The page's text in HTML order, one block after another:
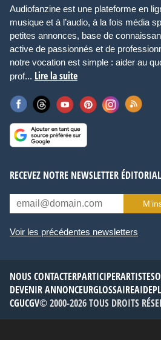
Audiofanzine est une plateforme en
musique et à l’audio, à la fois média
petites annonces, base de
active de passionnés et de
notre vocation est simple : aider au
prof... Lire la suite
RECEVEZ NOTRE NEWSLETTER
Voir les précédentes newsletters
NOUS CONTACTERPARTICIPERARTISTES
DEVENIR ANNONCEURGLOSSAIREAIDE
CGUCGV© 2000-2026 TOUS DROITS